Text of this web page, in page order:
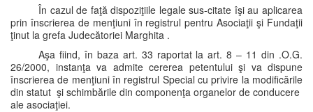
În cazul de faţă dispoziţiile legale sus-citate îşi au aplicarea
prin înscrierea de menţiuni în registrul pentru Asociaţii şi Fundaţii
ţinut la grefa Judecătoriei Marghita .
Aşa fiind, în baza art. 33 raportat la art. 8 – 11 din .O.G.
26/2000, instanţa va admite cererea petentului şi va dispune
înscrierea de menţiuni în registrul Special cu privire la modificările
din statut şi schimbările din componenţa organelor de conducere
ale asociaţiei.